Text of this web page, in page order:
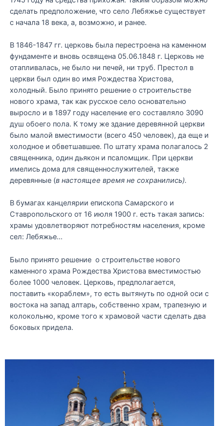
сделать предположение, что село Лебяжье существует
с начала 18 века, а, возможно, и ранее.
В 1846-1847 гг. церковь была перестроена на каменном
фундаменте и вновь освящена 05.06.1848 г. Церковь не
отапливалась, не было ни печей, ни труб. Престол в
церкви был один во имя Рождества Христова,
холодный. Было принято решение о строительстве
нового храма, так как русское село основательно
выросло и в 1897 году население его составляло 3090
душ обоего пола. К тому же здание деревянной церкви
было малой вместимости (всего 450 человек), да еще и
холодное и обветшавшее. По штату храма полагалось 2
священника, один дьякон и псаломщик. При церкви
имелись дома для священнослужителей, также
деревянные (в настоящее время не сохранились).
В бумагах канцелярии епископа Самарского и
Ставропольского от 16 июля 1900 г. есть такая запись:
храмы удовлетворяют потребностям населения, кроме
сел: Лебяжье…
Было принято решение о строительстве нового
каменного храма Рождества Христова вместимостью
более 1000 человек. Церковь, предполагается,
поставить «кораблем», то есть вытянуть по одной оси с
востока на запад алтарь, собственно храм, трапезную и
колокольню, кроме того к храмовой части сделать два
боковых придела.